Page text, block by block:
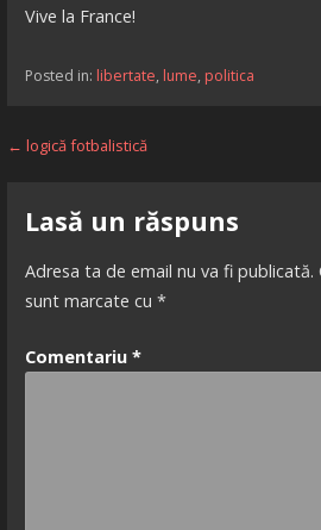
Vive la France!
Posted in: libertate, lume, politica
Navigare
articole
← logică fotbalistică
Lasă un răspuns
Adresa ta de email nu va fi publicată.
sunt marcate cu *
Comentariu *